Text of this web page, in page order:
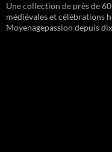
Une collection de près de
médiévales et célébrations
Moyenagepassion depuis